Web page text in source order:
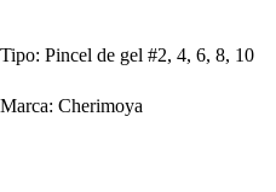
Tipo: Pincel de gel #2, 4, 6, 8, 10
Marca: Cherimoya